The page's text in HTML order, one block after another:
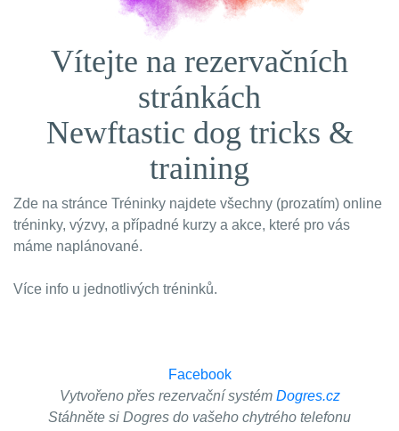
Vítejte na rezervačních
stránkách
Newftastic dog tricks &
training
Zde na stránce Tréninky najdete všechny (prozatím) online
tréninky, výzvy, a případné kurzy a akce, které pro vás
máme naplánované.
Více info u jednotlivých tréninků.
Facebook
Vytvořeno přes rezervační systém Dogres.cz
Stáhněte si Dogres do vašeho chytrého telefonu